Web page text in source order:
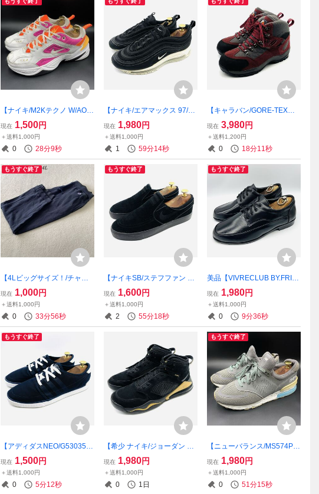
【ナイキ/M2Kテクノ W/AO3
108-104】高級レザースニー
カー！ホワイト/レーザーフ
ューシャ/25cm/衝撃プライ
ス！希少生産終了・完売品！
8/3
現在 1,500円
＋送料1,000円
0 28分8秒
【ナイキ/エアマックス 97/92
1826-001】高級ハイテクス
ニーカー！ブラック/ホワイ
ト/27cm/衝撃プライス！希
少・生産終了廃盤モデル！8/
現在 1,980円
＋送料1,000円
1 59分13秒
【キャラバン/GORE-TEX搭
載/C-1】高級天然皮革スエー
ドトレッキングブーツ！登山
靴/レッド/グレー/24cm/3E/衝
撃プライス！特別価格！7/19
現在 3,980円
＋送料1,200円
0 18分10秒
もうすぐ終了
【4Lビッグサイズ！/チャン
ピオン/刺繍ロゴ】高級オリ
ジナルスウェットパンツ！ア
メカジ古着ボトムス/ネイビ
ー/衝撃プライス！復刻！F54
現在 1,000円
＋送料1,000円
0 33分55秒
もうすぐ終了
【ナイキSB/ステフファン ジ
ャノスキー/833564-008】高
級スエードスリッポンシュー
ズ！ブラック/26.5cm/衝撃プ
ライス！希少・完売品！8/3
現在 1,600円
＋送料1,000円
2 55分17秒
もうすぐ終了
美品【VIVRECLUB BY.FRIE
NDLY(ビブルクラブ)】高級
レザードレスシューズ！Uチ
ップ/光沢感のあるブラック/2
6.5cm/衝撃プライス！7/28
現在 1,980円
＋送料1,000円
0 9分35秒
もうすぐ終了
【アディダスNEO/G53035】
高品質キャンバスローカット
スニーカー！ネイビー/ホワ
イト/28cm/衝撃プライス！大
人カジュアルモデル！8/3
現在 1,500円
＋送料1,000円
0 5分11秒
【希少 ナイキ/ジョーダン マ
ーズ 270/CD7070-007】高級
上質スニーカー！ブラック/
メタリックゴールド/28cm/衝
撃プライス！完売品！8/4
現在 1,980円
＋送料1,000円
0 1日
もうすぐ終了
【ニューバランス/MS574PC
G/D/フレッシュフォーム搭
載】高級ランニングシュー
ズ！グレー/ブルー/26.5cm/衝
撃プライス！希少・完売品！
現在 1,980円
＋送料1,000円
0 51分14秒